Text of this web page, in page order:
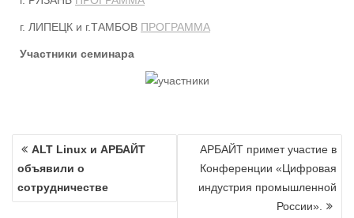
г. ЛИПЕЦК и г.ТАМБОВ ПРОГРАММА
Участники семинара
Навигация
ALT Linux и АРБАЙТ
объявили о
сотрудничестве
АРБАЙТ примет участие в
Конференции «Цифровая
индустрия промышленной
России».